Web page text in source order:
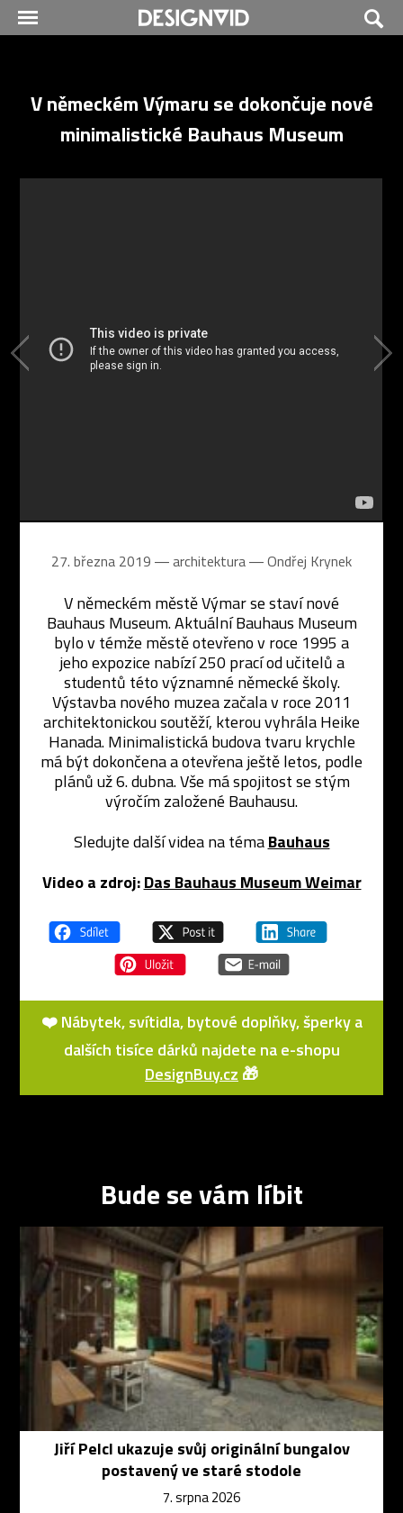
V německém Výmaru se dokončuje nové
minimalistické Bauhaus Museum
27. března 2019 ― architektura ―Ondřej Krynek
V německém městě Výmar se staví nové
Bauhaus Museum. Aktuální Bauhaus Museum
bylo v témže městě otevřeno v roce 1995 a
jeho expozice nabízí 250 prací od učitelů a
studentů této významné německé školy.
Výstavba nového muzea začala v roce 2011
architektonickou soutěží, kterou vyhrála Heike
Hanada. Minimalistická budova tvaru krychle
má být dokončena a otevřena ještě letos, podle
plánů už 6. dubna. Vše má spojitost se stým
výročím založené Bauhausu.
Sledujte další videa na témaBauhaus
Video a zdroj: Das Bauhaus Museum Weimar
❤️ Nábytek, svítidla, bytové doplňky, šperky a
dalších tisíce dárků najdete na e-shopu
DesignBuy.cz 🎁
Bude se vám líbit
Jiří Pelcl ukazuje svůj originální bungalov
postavený ve staré stodole
7. srpna 2026